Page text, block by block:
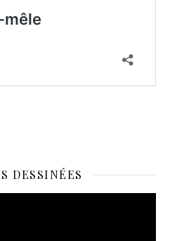
DESSINÉES